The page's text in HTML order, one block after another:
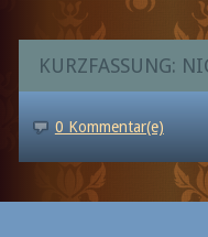
KURZFASSUNG:
0 Kommentar(e)